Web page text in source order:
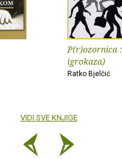
P(r)ozornica
igrokaza)
Ratko Bjelčić
VIDI SVE KNJIGE